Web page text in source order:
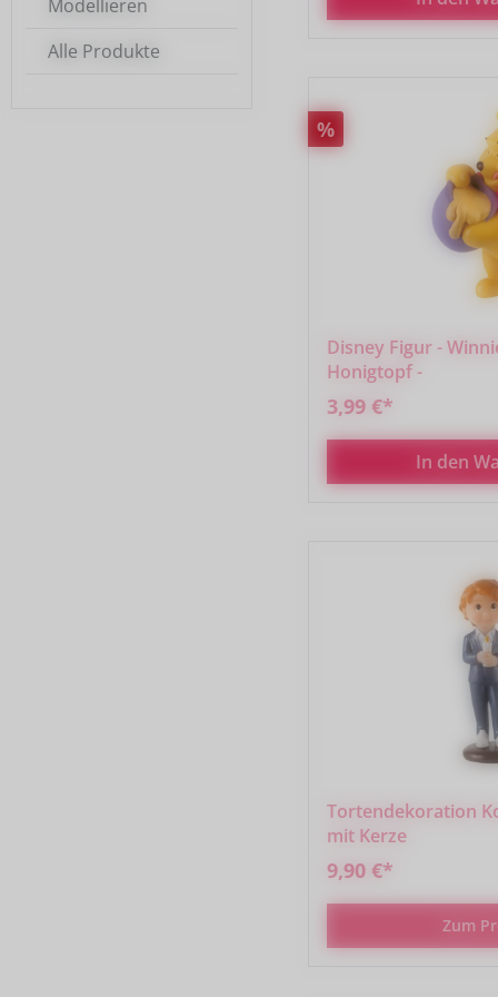
Modellieren
Alle Produkte
Rabatt
%
Disney Figur -
Honigtopf -
3,99 €*
In den
Tortendekoration
mit Kerze
9,90 €*
Zum